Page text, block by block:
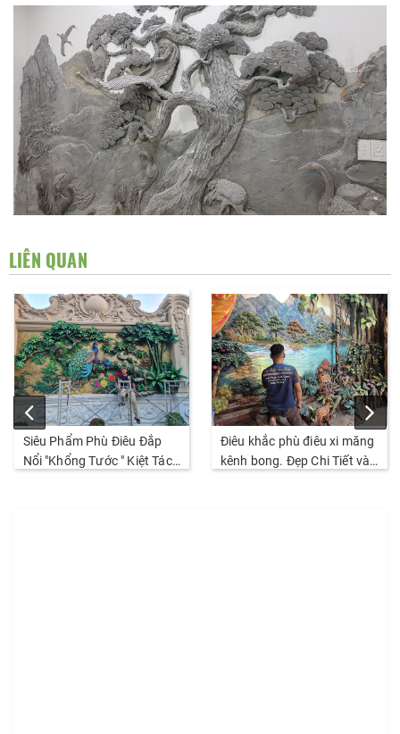
LIÊN QUAN
Siêu Phẩm Phù Điêu Đắp
Nổi "Khổng Tước " Kiệt Tác
Điêu khắc phù điêu xi măng
kênh bong. Đẹp Chi Tiết và